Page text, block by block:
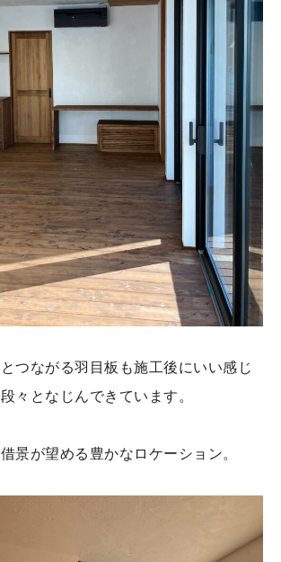
つながる羽目板も施工後にいい感じ
々となじんできています。
景が望める豊かなロケーション。